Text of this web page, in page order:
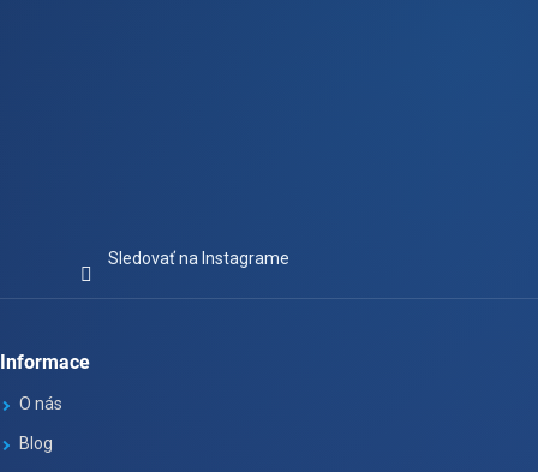
Sledovať na Instagrame
Informace
O nás
Blog